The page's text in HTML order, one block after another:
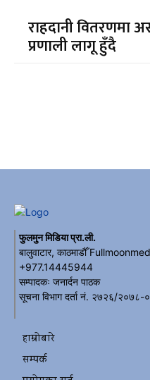
राहदानी वितरणमा
प्रणाली लागू हुँदै
फुलमुन मिडिया प्रा.ली.
बालुवाटार, काठमाडौँ
+977.14445944
सम्पादकः जनार्दन पाठक
सूचना विभाग दर्ता नं. २७२६/२०७८-
हाम्रोबारे
सम्पर्क